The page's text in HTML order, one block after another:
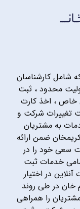
شامل کارشناسان
محدود ، ثبت
، اخذ کارت
تغییرات شرکت و
به مشتریان
ضمن ارائه
سعی خود را در
خدمات ثبت
در اختیار
خان در طی روند
را همراهی